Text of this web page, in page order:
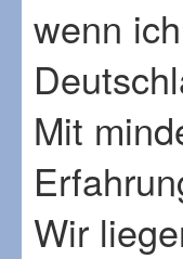
wenn
Mit
Wir